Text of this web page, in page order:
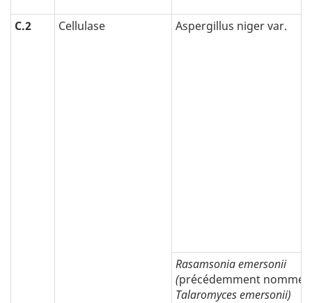
C.2 Cellulase Aspergillus niger var.
Rasamsonia emersonii
(précédemment nommé:
Talaromyces emersonii)